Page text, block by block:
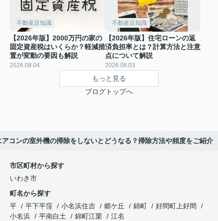
不動産豆知識
【2026年版】2000万円の家の
固定資産税はいくらか？軽減措
置が変動の要因も解説
2026.08.04
不動産豆知識
【2026年版】住宅ローンの返
済負担率とは？計算方法と注意
点について解説
2026.08.03
もっと見る
ブログトップへ
コンの室外機の掃除をしないとどうなる？掃除方法や頻度をご紹介
市区町村から探す
いわき市
町名から探す
平
平下平窪 小名浜住吉 郷ケ丘 錦町
好間町上好間
小名浜
平南白土 錦町江栗
江名